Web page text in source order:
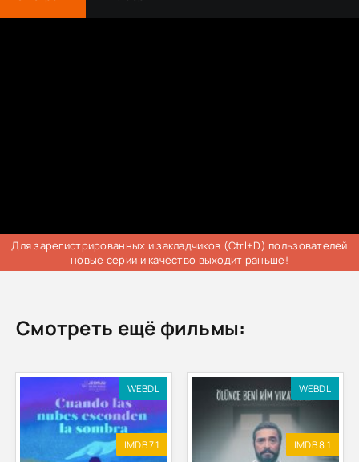
Для зарегистрированных и закладчиков (Ctrl+D) пользователей
новые серии и качество выходит раньше!
Смотреть ещё фильмы:
WEBDL
IMDB 7.1
WEBDL
IMDB 8.1